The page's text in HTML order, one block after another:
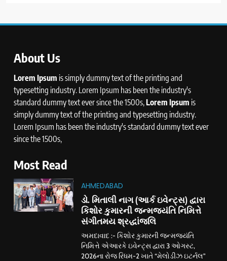
About Us
Lorem Ipsum is simply dummy text of the printing and
typesetting industry. Lorem Ipsum has been the industry's
standard dummy text ever since the 1500s,Lorem Ipsum is
simply dummy text of the printing and typesetting industry.
Lorem Ipsum has been the industry's standard dummy text ever
since the 1500s,
Most Read
AHMEDABAD
ડો. મિતાલી નાગ (આર્ક ઇવેન્ટ્સ) દ્વારા
કિશોર કુમારની જન્મજયંતિ નિમિત્તે
સંગીતમય શ્રદ્ધાંજલિ
અમદાવાદ :- કિશોર કુમારની જન્મજયંતિ
નિમિત્તે એઆરકે ઇવેન્ટ્સ દ્વારા 3 ઓગસ્ટ,
2026ના રોજ રિધમ-2 ખાતે “મેલોડીઝ ઇટર્નલ”